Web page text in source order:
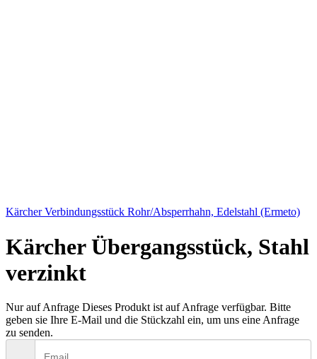
Kärcher Verbindungsstück Rohr/Absperrhahn, Edelstahl (Ermeto)
Kärcher Übergangsstück, Stahl
verzinkt
Nur auf Anfrage Dieses Produkt ist auf Anfrage verfügbar. Bitte
geben sie Ihre E-Mail und die Stückzahl ein, um uns eine Anfrage
zu senden.